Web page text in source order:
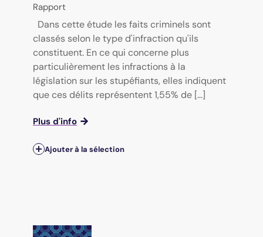
Rapport
Dans cette étude les faits criminels sont
classés selon le type d'infraction qu'ils
constituent. En ce qui concerne plus
particulièrement les infractions à la
législation sur les stupéfiants, elles indiquent
que ces délits représentent 1,55% de [...]
Plus d'info
Ajouter à la sélection